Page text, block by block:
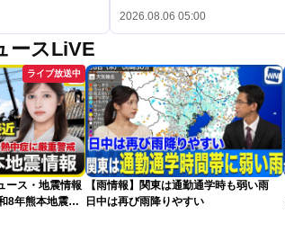
2026.08.06 05:00
ースLiVE
ライブ放送中
ース・地震情報
8年熊本地震情
【雨情報】関東は通勤通学時も弱い雨
日中は再び雨降りやすい